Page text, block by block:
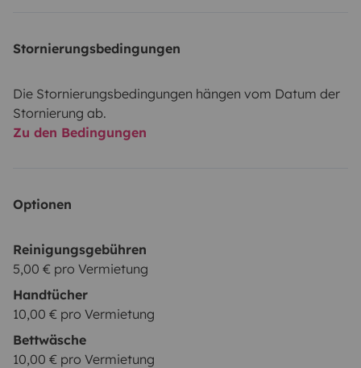
Stornierungsbedingungen
Die Stornierungsbedingungen hängen vom Datum der
Stornierung ab.
Zu den Bedingungen
Optionen
Reinigungsgebühren
5,00 € pro Vermietung
Handtücher
10,00 € pro Vermietung
Bettwäsche
10,00 € pro Vermietung